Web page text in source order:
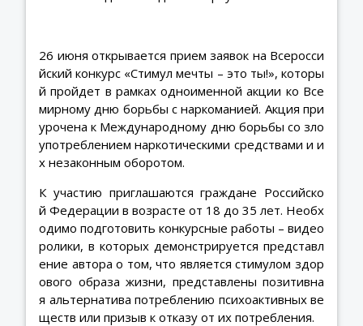
26 июня открывается прием заявок на Всеросси
йский конкурс «Стимул мечты – это ты!», которы
й пройдет в рамках одноименной акции ко Все
мирному дню борьбы с наркоманией. Акция при
урочена к Международному дню борьбы со зло
употреблением наркотическими средствами и и
х незаконным оборотом.
К участию приглашаются граждане Российско
й Федерации в возрасте от 18 до 35 лет. Необх
одимо подготовить конкурсные работы – видео
ролики, в которых демонстрируется представл
ение автора о том, что является стимулом здор
ового образа жизни, представлены позитивна
я альтернатива потреблению психоактивных ве
ществ или призыв к отказу от их потребления.